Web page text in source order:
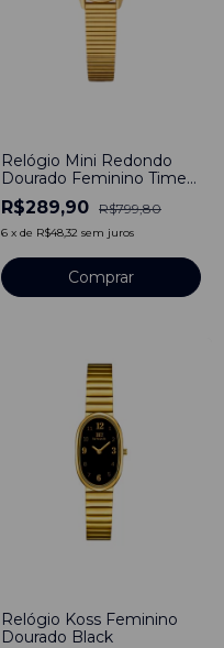
Relógio Mini Redondo
Dourado Feminino Times
Square Line Gold Aço
Inoxidável Banho em
Titânio
R$289,90 R$799,80
6 x de R$48,32 sem juros
Comprar
Relógio Koss Feminino
Dourado Black